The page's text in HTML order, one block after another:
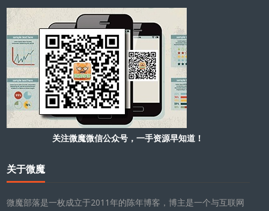
关注微魔微信公众号，一手资源早知道！
关于微魔
微魔部落是一枚成立于2011年的陈年博客，博主是一个与互联网